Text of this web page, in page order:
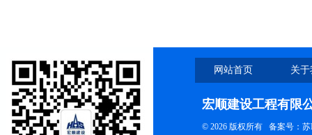
网站首页 关
宏顺建设工程有限
© 2026 版权所有 备案号：苏